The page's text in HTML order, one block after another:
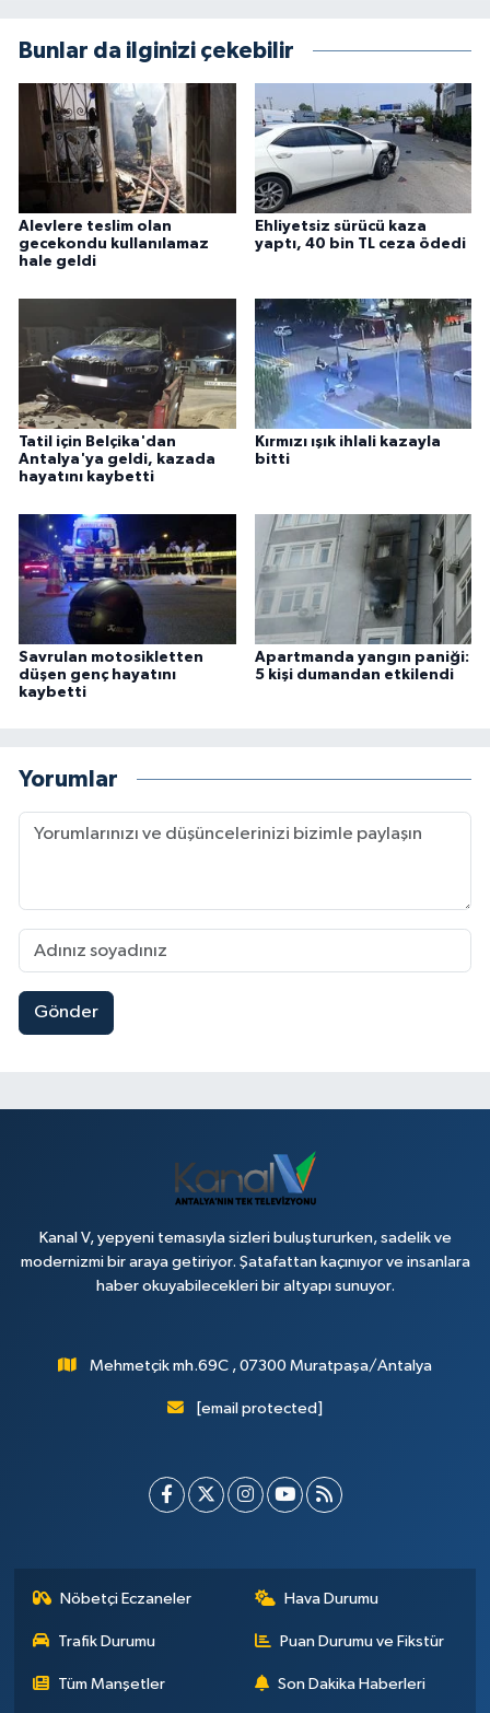
Bunlar da ilginizi çekebilir
Alevlere teslim olan
gecekondu kullanılamaz
hale geldi
Ehliyetsiz sürücü kaza
yaptı, 40 bin TL ceza ödedi
Tatil için Belçika'dan
Antalya'ya geldi, kazada
hayatını kaybetti
Kırmızı ışık ihlali kazayla
bitti
Savrulan motosikletten
düşen genç hayatını
kaybetti
Apartmanda yangın paniği:
5 kişi dumandan etkilendi
Yorumlar
Gönder
Kanal V, yepyeni temasıyla sizleri buluştururken, sadelik ve
modernizmi bir araya getiriyor. Şatafattan kaçınıyor ve insanlara
haber okuyabilecekleri bir altyapı sunuyor.
Mehmetçik mh.69C , 07300 Muratpaşa/Antalya
[email protected]
Nöbetçi Eczaneler Hava Durumu
Trafik Durumu Puan Durumu ve Fikstür
Tüm Manşetler Son Dakika Haberleri